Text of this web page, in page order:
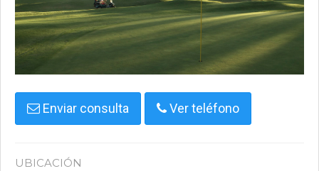
Enviar consulta Ver teléfono
UBICACIÓN